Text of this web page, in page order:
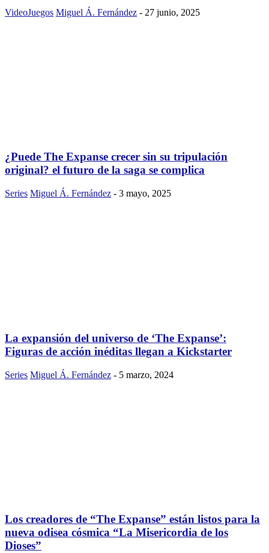
VideoJuegos Miguel Á. Fernández - 27 junio, 2025
¿Puede The Expanse crecer sin su tripulación
original? el futuro de la saga se complica
Series Miguel Á. Fernández - 3 mayo, 2025
La expansión del universo de ‘The Expanse’:
Figuras de acción inéditas llegan a Kickstarter
Series Miguel Á. Fernández - 5 marzo, 2024
Los creadores de “The Expanse” están listos para la
nueva odisea cósmica “La Misericordia de los
Dioses”